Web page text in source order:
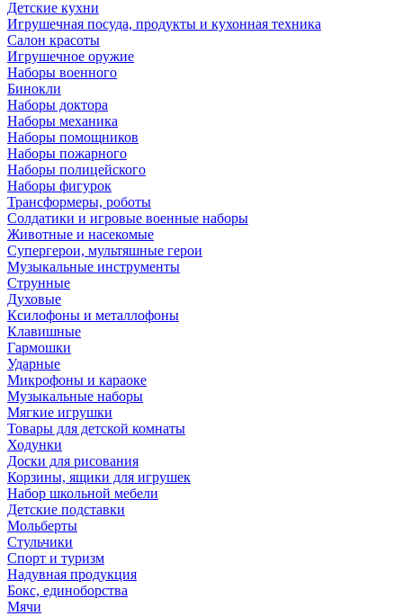
Детские кухни
Игрушечная посуда, продукты и кухонная техника
Салон красоты
Игрушечное оружие
Наборы военного
Бинокли
Наборы доктора
Наборы механика
Наборы помощников
Наборы пожарного
Наборы полицейского
Наборы фигурок
Трансформеры, роботы
Солдатики и игровые военные наборы
Животные и насекомые
Супергерои, мультяшные герои
Музыкальные инструменты
Струнные
Духовые
Ксилофоны и металлофоны
Клавишные
Гармошки
Ударные
Микрофоны и караоке
Музыкальные наборы
Мягкие игрушки
Товары для детской комнаты
Ходунки
Доски для рисования
Корзины, ящики для игрушек
Набор школьной мебели
Детские подставки
Мольберты
Стульчики
Спорт и туризм
Надувная продукция
Бокс, единоборства
Мячи